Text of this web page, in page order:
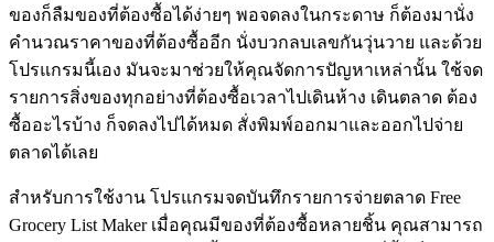
ของก็ลืมของที่ต้องซื้อได้ง่ายๆ พอจดลงในกระดาษ ก็ต้องมานั่ง
คำนวณราคาของที่ต้องซื้ออีก นั่งบวกลบเลขกันวุ่นวาย และด้วย
โปรแกรมนี้เอง มันจะมาช่วยให้คุณจัดการปัญหาเหล่านั้น ใช้จด
รายการสิ่งของทุกอย่างที่ต้องซื้อเวลาไปเดินห้าง เดินตลาด ต้อง
ซื้ออะไรบ้าง ก็จดลงไปได้หมด สั่งพิมพ์ออกมาและออกไปจ่าย
ตลาดได้เลย
สำหรับการใช้งาน โปรแกรมจดบันทึกรายการจ่ายตลาด Free
Grocery List Maker เมื่อคุณมีของที่ต้องซื้อหลายชิ้น คุณสามารถ